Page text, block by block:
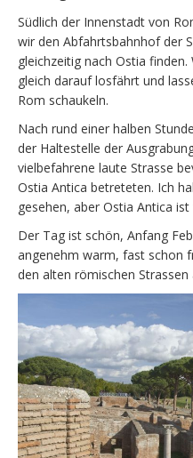
Südlich der Innenstadt von
wir den Abfahrtsbahnhof der
gleichzeitig nach Ostia
gleich darauf losfährt und
Rom schaukeln.
Nach rund einer halben
der Haltestelle der
vielbefahrene laute Strasse
Ostia Antica betreteten. Ich
gesehen, aber Ostia Antica ist
Der Tag ist schön, Anfang
angenehm warm, fast schon
den alten römischen